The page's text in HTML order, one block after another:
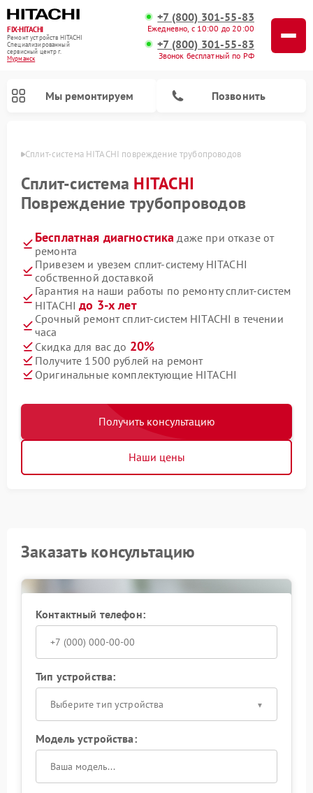
FIX-HITACHI
Ремонт устройств HITACHI
Специализированный
cервисный центр г.
Мурманск
+7 (800) 301-55-83
Ежедневно, с 10:00 до 20:00
+7 (800) 301-55-83
Звонок бесплатный по РФ
Мы ремонтируем Позвонить
Сплит-система HITACHI повреждение трубопроводов
Сплит-система HITACHI
Повреждение трубопроводов
Бесплатная диагностика даже при отказе от
ремонта
Привезем и увезем сплит-систему HITACHI
собственной доставкой
Гарантия на наши работы по ремонту сплит-систем
HITACHIдо 3-х лет
Срочный ремонт сплит-систем HITACHI в течении
часа
Скидка для вас до 20%
Получите 1500 рублей на ремонт
Оригинальные комплектующие HITACHI
Получить консультацию
Наши цены
Заказать консультацию
Контактный телефон:
Тип устройства:
Выберите тип устройства
Модель устройства: